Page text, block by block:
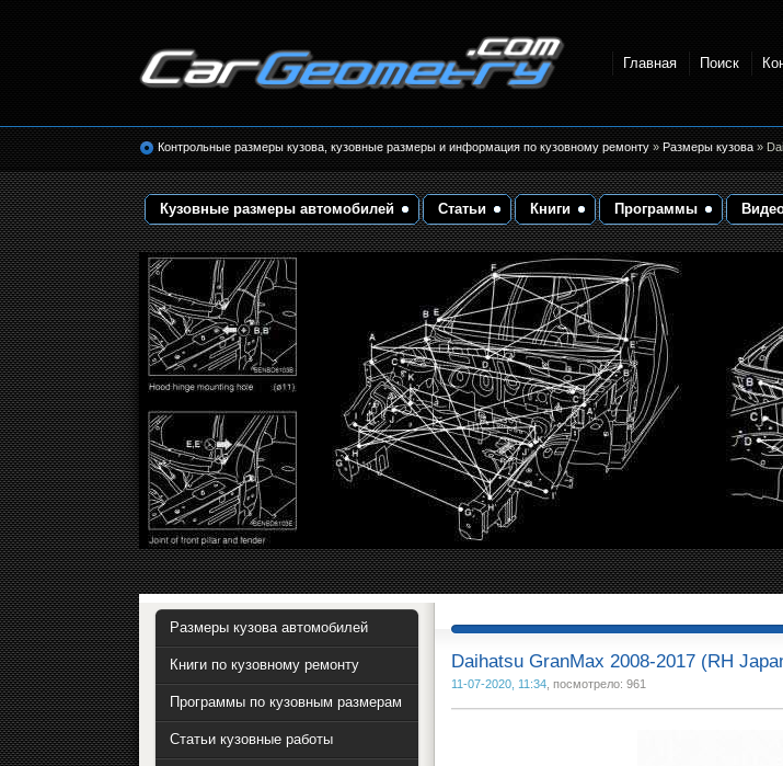
кузовные размеры. Геометрия кузова
Главная Поиск
Контрольные размеры кузова, кузовные размеры и информация по кузовному ремонту»Размеры кузова»
Кузовные размеры автомобилей Статьи Книги Программы
Daihatsu GranMax 2008-2017 (RH
11-07-2020, 11:34, посмотрело: 961
Размеры кузова автомобилей
Книги по кузовному ремонту
Программы по кузовным размерам
Статьи кузовные работы